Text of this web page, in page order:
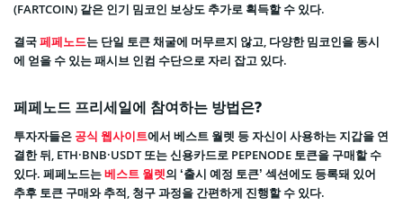
(FARTCOIN) 같은 인기 밈코인 보상도 추가로 획득할 수 있다.
결국페페노드는 단일 토큰 채굴에 머무르지 않고, 다양한 밈코인을 동시
에 얻을 수 있는 패시브 인컴 수단으로 자리 잡고 있다.
페페노드 프리세일에 참여하는 방법은?
투자자들은 공식 웹사이트에서 베스트 월렛 등 자신이 사용하는 지갑을 연
결한 뒤, ETH·BNB·USDT 또는 신용카드로 PEPENODE 토큰을 구매할 수
있다. 페페노드는베스트 월렛의 ‘출시 예정 토큰’ 섹션에도 등록돼 있어
추후 토큰 구매와 추적, 청구 과정을 간편하게 진행할 수 있다.